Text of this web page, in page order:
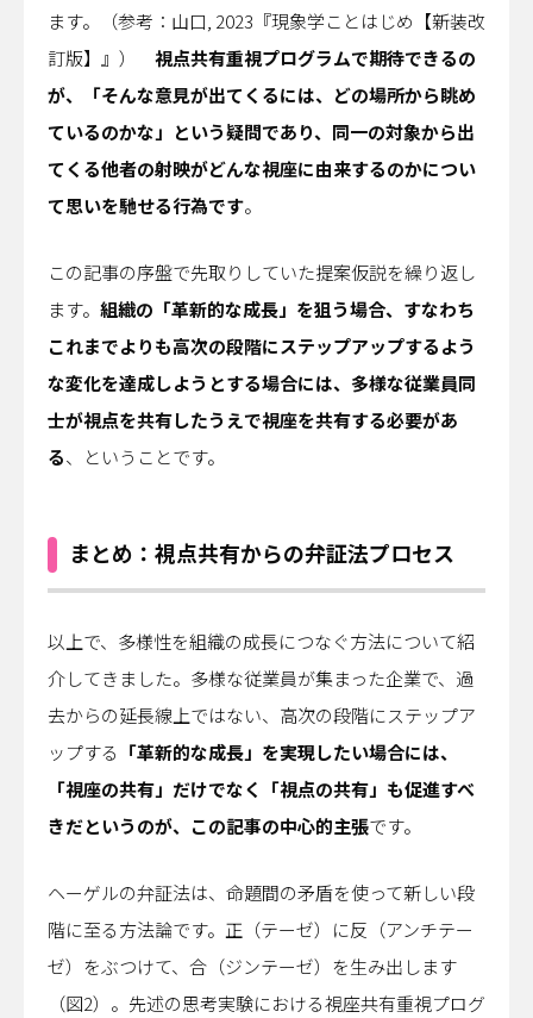
ます。（参考：山口, 2023『現象学ことはじめ【新装改
訂版】』） 視点共有重視プログラムで期待できるの
が、「そんな意見が出てくるには、どの場所から眺め
ているのかな」という疑問であり、同一の対象から出
てくる他者の射映がどんな視座に由来するのかについ
て思いを馳せる行為です。
この記事の序盤で先取りしていた提案仮説を繰り返し
ます。 組織の「革新的な成長」を狙う場合、すなわち
これまでよりも高次の段階にステップアップするよう
な変化を達成しようとする場合には、多様な従業員同
士が視点を共有したうえで視座を共有する必要があ
る、ということです。
まとめ：視点共有からの弁証法プロセス
以上で、多様性を組織の成長につなぐ方法について紹
介してきました。多様な従業員が集まった企業で、過
去からの延長線上ではない、高次の段階にステップア
ップする 「革新的な成長」を実現したい場合には、
「視座の共有」だけでなく「視点の共有」も促進すべ
きだというのが、この記事の中心的主張です。
ヘーゲルの弁証法は、命題間の矛盾を使って新しい段
階に至る方法論です。正（テーゼ）に反（アンチテー
ゼ）をぶつけて、合（ジンテーゼ）を生み出します
（図2）。先述の思考実験における視座共有重視プログ